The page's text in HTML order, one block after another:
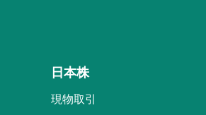
日本株
現物取引